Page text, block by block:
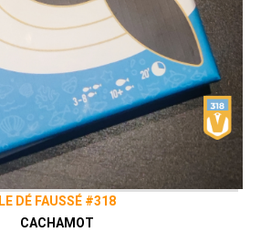
LE DÉ FAUSSÉ #318
CACHAMOT